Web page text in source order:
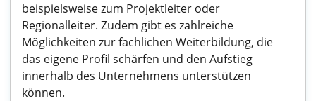
beispielsweise zum Projektleiter oder
Regionalleiter. Zudem gibt es zahlreiche
Möglichkeiten zur fachlichen Weiterbildung, die
das eigene Profil schärfen und den Aufstieg
innerhalb des Unternehmens unterstützen
können.